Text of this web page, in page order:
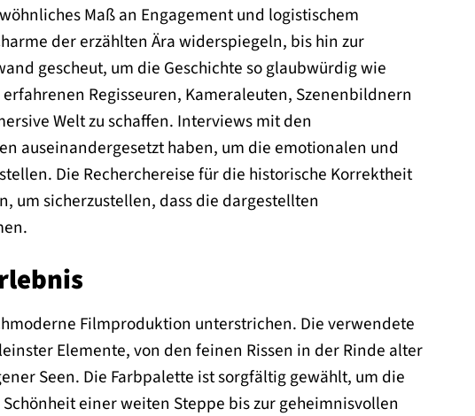
Maß an Engagement und logistischem
der erzählten Ära widerspiegeln, bis hin zur
gescheut, um die Geschichte so glaubwürdig wie
Regisseuren, Kameraleuten, Szenenbildnern
Welt zu schaffen. Interviews mit den
auseinandergesetzt haben, um die emotionalen und
Die Recherchereise für die historische Korrektheit
um sicherzustellen, dass die dargestellten
Filmproduktion unterstrichen. Die verwendete
Elemente, von den feinen Rissen in der Rinde alter
Seen. Die Farbpalette ist sorgfältig gewählt, um die
einer weiten Steppe bis zur geheimnisvollen